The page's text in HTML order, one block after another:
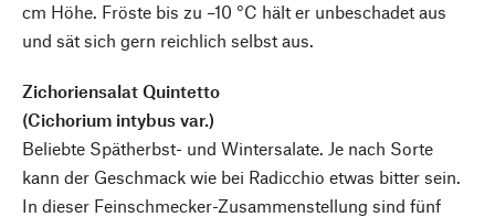
cm Höhe. Fröste bis zu –10 °C hält er unbeschadet aus
und sät sich gern reichlich selbst aus.
Zichoriensalat Quintetto
(Cichorium intybus var.)
Beliebte Spätherbst- und Wintersalate. Je nach Sorte
kann der Geschmack wie bei Radicchio etwas bitter sein.
In dieser Feinschmecker-Zusammenstellung sind fünf